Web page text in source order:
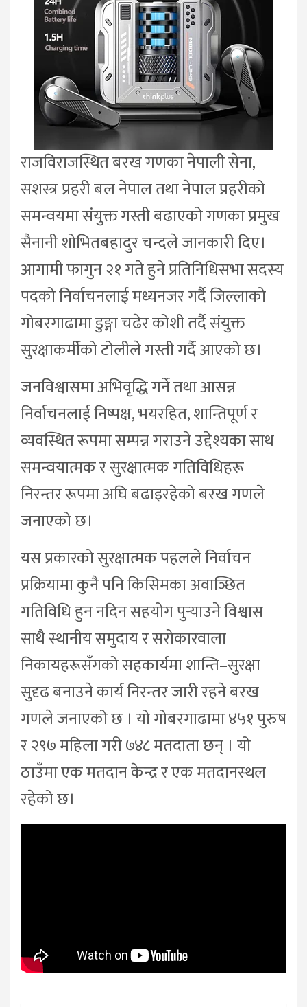
राजविराजस्थित बरख गणका नेपाली सेना,
सशस्त्र प्रहरी बल नेपाल तथा नेपाल प्रहरीको
समन्वयमा संयुक्त गस्ती बढाएको गणका प्रमुख
सैनानी शोभितबहादुर चन्दले जानकारी दिए।
आगामी फागुन २१ गते हुने प्रतिनिधिसभा सदस्य
पदको निर्वाचनलाई मध्यनजर गर्दै जिल्लाको
गोबरगाढामा डुङ्गा चढेर कोशी तर्दै संयुक्त
सुरक्षाकर्मीको टोलीले गस्ती गर्दै आएको छ।
जनविश्वासमा अभिवृद्धि गर्ने तथा आसन्न
निर्वाचनलाई निष्पक्ष, भयरहित, शान्तिपूर्ण र
व्यवस्थित रूपमा सम्पन्न गराउने उद्देश्यका साथ
समन्वयात्मक र सुरक्षात्मक गतिविधिहरू
निरन्तर रूपमा अघि बढाइरहेको बरख गणले
जनाएको छ।
यस प्रकारको सुरक्षात्मक पहलले निर्वाचन
प्रक्रियामा कुनै पनि किसिमका अवाञ्छित
गतिविधि हुन नदिन सहयोग पुर्‍याउने विश्वास
साथै स्थानीय समुदाय र सरोकारवाला
निकायहरूसँगको सहकार्यमा शान्ति–सुरक्षा
सुदृढ बनाउने कार्य निरन्तर जारी रहने बरख
गणले जनाएको छ । यो गोबरगाढामा ४५१ पुरुष
र २९७ महिला गरी ७४८ मतदाता छन् । यो
ठाउँमा एक मतदान केन्द्र र एक मतदानस्थल
रहेको छ।